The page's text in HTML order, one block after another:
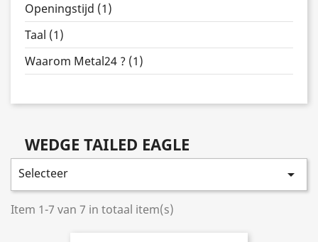
Openingstijd (1)
Taal (1)
Waarom Metal24 ? (1)
WEDGE TAILED EAGLE
Selecteer 
Item 1-7 van 7 in totaal item(s)